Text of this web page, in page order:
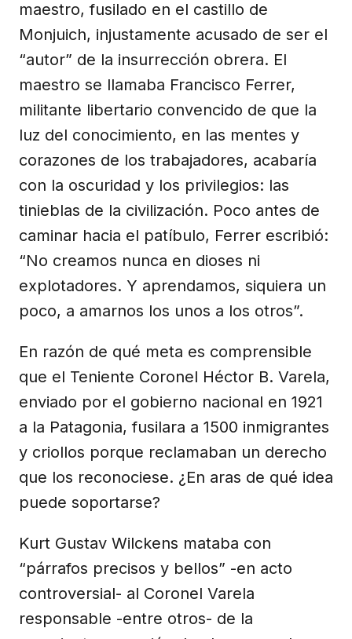
maestro, fusilado en el castillo de
Monjuich, injustamente acusado de ser el
“autor” de la insurrección obrera. El
maestro se llamaba Francisco Ferrer,
militante libertario convencido de que la
luz del conocimiento, en las mentes y
corazones de los trabajadores, acabaría
con la oscuridad y los privilegios: las
tinieblas de la civilización. Poco antes de
caminar hacia el patíbulo, Ferrer escribió:
“No creamos nunca en dioses ni
explotadores. Y aprendamos, siquiera un
poco, a amarnos los unos a los otros”.
En razón de qué meta es comprensible
que el Teniente Coronel Héctor B. Varela,
enviado por el gobierno nacional en 1921
a la Patagonia, fusilara a 1500 inmigrantes
y criollos porque reclamaban un derecho
que los reconociese. ¿En aras de qué idea
puede soportarse?
Kurt Gustav Wilckens mataba con
“párrafos precisos y bellos” -en acto
controversial- al Coronel Varela
responsable -entre otros- de la